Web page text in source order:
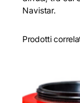
Navistar.
Prodotti